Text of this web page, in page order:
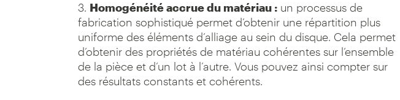
3. Homogénéité accrue du matériau : un processus de
fabrication sophistiqué permet d’obtenir une répartition plus
uniforme des éléments d’alliage au sein du disque. Cela permet
d’obtenir des propriétés de matériau cohérentes sur l’ensemble
de la pièce et d’un lot à l’autre. Vous pouvez ainsi compter sur
des résultats constants et cohérents.